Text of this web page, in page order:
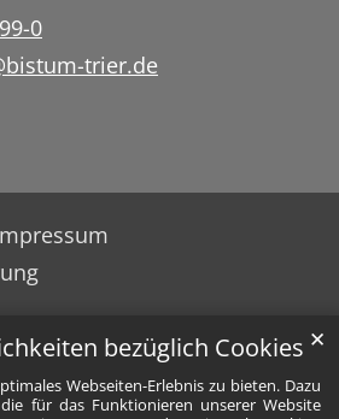
bezüglich Cookies
Webseiten-Erlebnis zu bieten. Dazu
für das Funktionieren unserer Website
✕
0
trier.de